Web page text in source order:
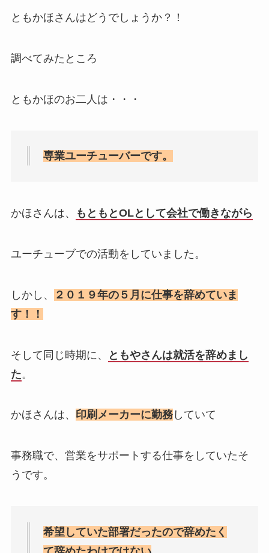
ともかほさんはどうでしょうか？！
調べてみたところ
ともかほのお二人は・・・
専業ユーチューバーです。
かほさんは、 もともとOLとして会社で働きながら
ユーチューブでの活動をしていました。
しかし、
２０１９年の５月に仕事を辞めていま
す！！
そして同じ時期に、
ともやさんは就活を辞めまし
た。
かほさんは、 印刷メーカーに勤務していて
事務職で、営業をサポートする仕事をしていたそ
うです。
希望していた部署だったので辞めたく